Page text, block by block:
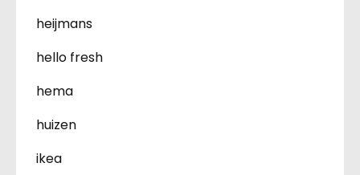
heijmans
hello fresh
hema
huizen
ikea